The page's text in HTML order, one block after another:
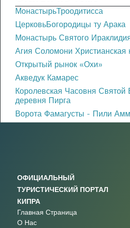
МонастырьТроодитисса
ЦерковьБогородицы ту Арака
Монастырь Святого
Агия Соломони Христианская
Открытый рынок «Охи»
Акведук Камарес
Королевская Часовня Святой
деревня Пирга
Ворота Фамагусты - Пили
ОФИЦИАЛЬНЫЙ
ТУРИСТИЧЕСКИЙ ПОРТАЛ
КИПРА
Главная Страница
О Нас